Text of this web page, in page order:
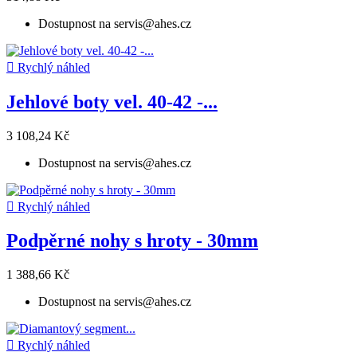
Dostupnost na servis@ahes.cz
 Rychlý náhled
Jehlové boty vel. 40-42 -...
3 108,24 Kč
Dostupnost na servis@ahes.cz
 Rychlý náhled
Podpěrné nohy s hroty - 30mm
1 388,66 Kč
Dostupnost na servis@ahes.cz
 Rychlý náhled